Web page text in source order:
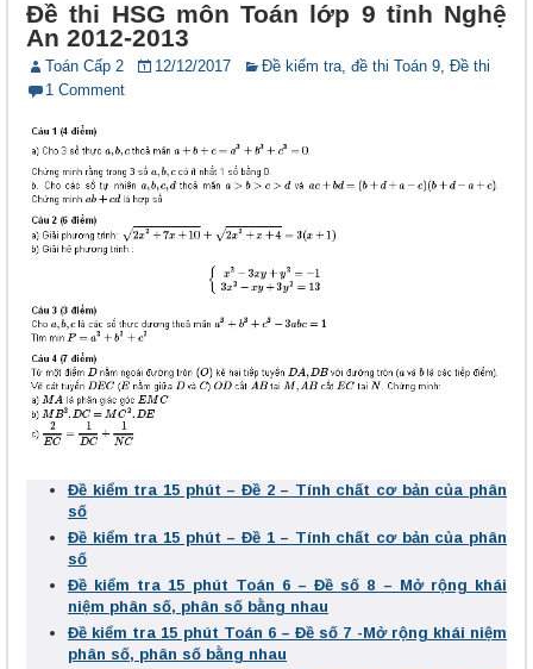
Đề thi HSG môn Toán lớp 9 tỉnh Nghệ
An 2012-2013
Toán Cấp 2 12/12/2017 Đề kiểm tra, đề thi Toán 9, Đề thi
1 Comment
Đề kiểm tra 15 phút – Đề 2 – Tính chất cơ bản của phân
số
Đề kiểm tra 15 phút – Đề 1 – Tính chất cơ bản của phân
số
Đề kiểm tra 15 phút Toán 6 – Đề số 8 – Mở rộng khái
niệm phân số, phân số bằng nhau
Đề kiểm tra 15 phút Toán 6 – Đề số 7 -Mở rộng khái niệm
phân số, phân số bằng nhau